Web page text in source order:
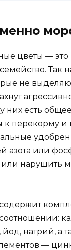
цветы — это
Так
не
них есть
к перекорму и
азота или
нарушить
йод, натрий, а
—